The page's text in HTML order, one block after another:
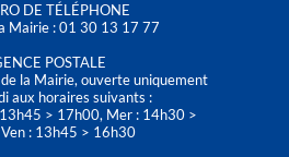
DE TÉLÉPHONE
Mairie : 01 30 13 17 77
POSTALE
de la Mairie, ouverte uniquement
aux horaires suivants :
> 17h00, Mer : 14h30 >
: 13h45 > 16h30